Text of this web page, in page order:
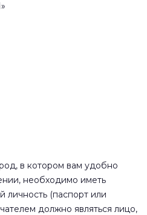
в котором вам удобно
необходимо иметь
личность (паспорт или
должно являться лицо,